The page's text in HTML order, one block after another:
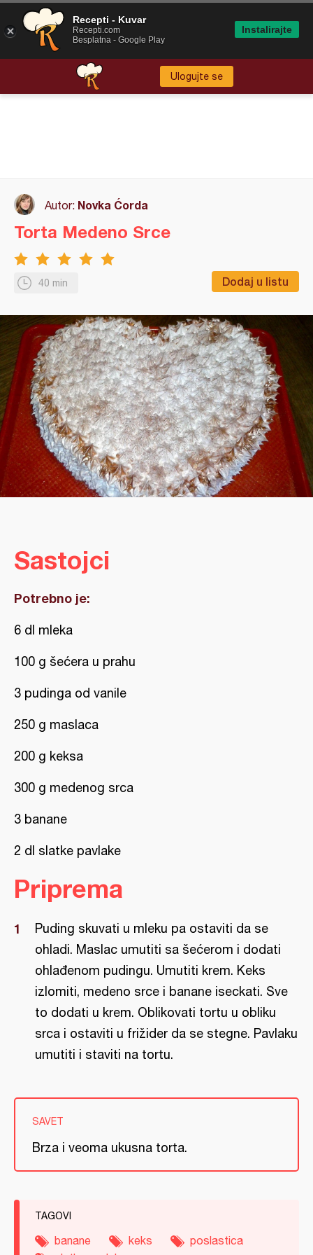
Ulogujte se
Autor: Novka Ćorda
40 min Dodaj u listu
Torta Medeno Srce
Sastojci
Potrebno je:
6 dl mleka
100 g šećera u prahu
3 pudinga od vanile
250 g maslaca
200 g keksa
300 g medenog srca
3 banane
2 dl slatke pavlake
Priprema
Puding skuvati u mleku pa ostaviti da se
ohladi. Maslac umutiti sa šećerom i dodati
ohlađenom pudingu. Umutiti krem. Keks
izlomiti, medeno srce i banane iseckati. Sve
to dodati u krem. Oblikovati tortu u obliku
srca i ostaviti u frižider da se stegne. Pavlaku
umutiti i staviti na tortu.
SAVET
Brza i veoma ukusna torta.
TAGOVI
banane keks
poslastica
Recepti - Kuvar
Recepti.com
Besplatna - Google Play
Instalirajte